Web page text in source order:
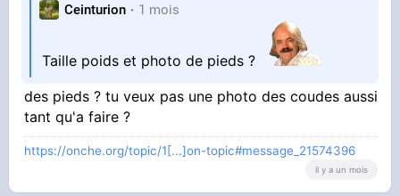
Ceinturion 1 mois
Taille poids et photo de pieds ?
des pieds ? tu veux pas une photo des coudes aussi
tant qu'a faire ?
https://onche.org/topic/1[...]on-topic#message_21574396
il y a un mois